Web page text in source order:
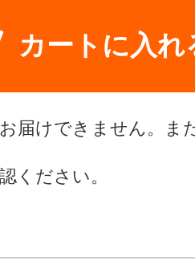
カートに入れ
届けできません。ま
ください。